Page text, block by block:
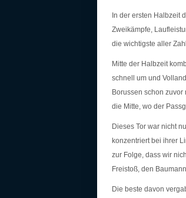
In der ersten Halbzeit
Zweikämpfe,
die wichtigste aller
Mitte der Halbzeit
schnell um und
Borussen schon
die Mitte, wo der
Dieses Tor war nicht
konzentriert bei ihrer
zur Folge, dass wir
Freistoß, den
Die beste davon